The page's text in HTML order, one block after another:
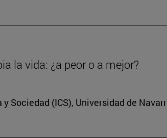
la vida: ¿a peor o a mejor?
Sociedad (ICS), Universidad de